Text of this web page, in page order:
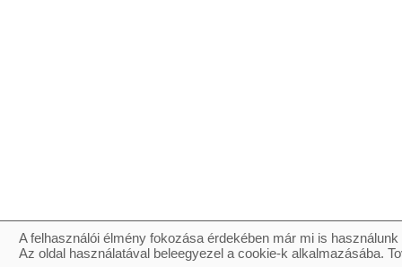
A felhasználói élmény fokozása érdekében már mi is
Az oldal használatával beleegyezel a cookie-k alkalmazásába.